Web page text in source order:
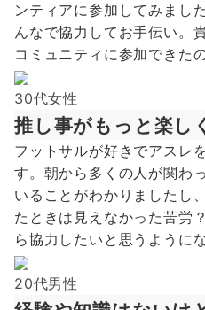
ンティアに参加してみまし
んなで協力してお手伝い。
コミュニティに参加できた
30代女性
推し事がもっと楽し
フットサルが好きでアスレ
す。朝から多くの人が関わ
いることがわかりましたし
たときは見えなかった苦労
ら協力したいと思うように
20代男性